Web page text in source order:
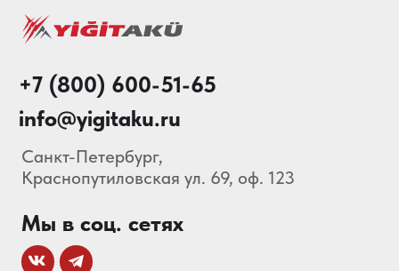
Блог
© 2013-2026 Складские
Технологии Все права защищены.
Политика конфиденциальности